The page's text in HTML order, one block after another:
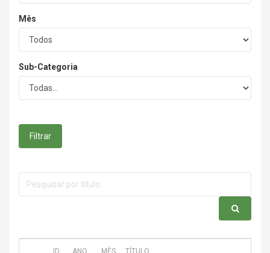
Mês
Sub-Categoria
Filtrar
ID ANO MÊS TÍTULO